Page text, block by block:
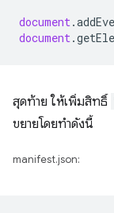
document.
document.
สุดท้าย ให้เพิ่มสิทธิ์
ขยายโดยทำดังนี้
manifest.json: